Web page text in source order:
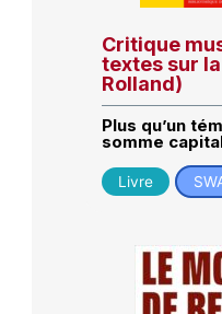
Critique
textes sur
Rolland)
Plus qu’un
somme
Livre